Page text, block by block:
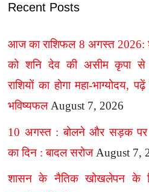
Recent Posts
आज का राशिफल 8 अगस्त 2026:
को शनि देव की असीम कृपा
राशियों का होगा महा-भाग्योदय,
भविष्यफल August 7, 2026
10 अगस्त : बोलने और सड़क
का दिन : बादल सरोज August 7,
शासन के नैतिक खोखलेपन के